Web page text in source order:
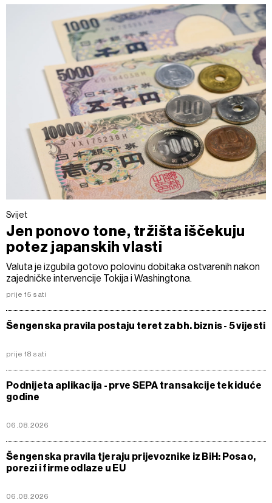
Svijet
Jen ponovo tone, tržišta iščekuju
potez japanskih vlasti
Valuta je izgubila gotovo polovinu dobitaka ostvarenih nakon
zajedničke intervencije Tokija i Washingtona.
prije 15 sati
Šengenska pravila postaju teret za bh. biznis - 5 vijesti
prije 18 sati
Podnijeta aplikacija - prve SEPA transakcije tek iduće
godine
06.08.2026
Šengenska pravila tjeraju prijevoznike iz BiH: Posao,
porezi i firme odlaze u EU
06.08.2026